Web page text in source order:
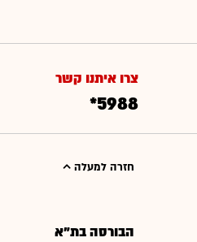
צרו איתנו קשר
*5988
חזרה למעלה
הבורסה בת"א